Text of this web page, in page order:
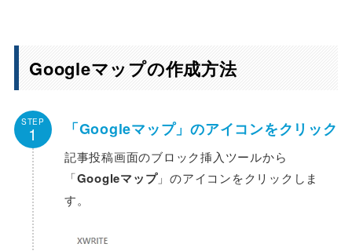
Googleマップの作成方法
STEP
1 「Googleマップ」のアイコンをクリック
記事投稿画面のブロック挿入ツールから
「Googleマップ」のアイコンをクリックしま
す。